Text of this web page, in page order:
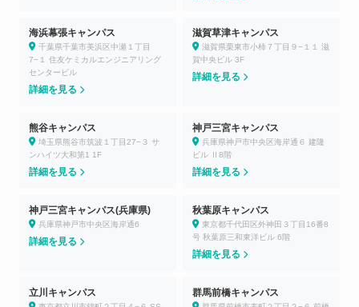
海浜幕張キャンパス
千葉県千葉市美浜区中瀬１丁目
7−１ 住友ケミカルエンジニアリング
センタービル
詳細を見る
滋賀草津キャンパス
滋賀県栗東市小柿７丁目９−１１ 滋
賀中央ビル 3F
詳細を見る
熊谷キャンパス
埼玉県熊谷市筑波１丁目27−３ サ
ンハイツ大和第1 1F
詳細を見る
神戸三宮キャンパス
兵庫県神戸市中央区海岸通６ 建隆
ビル Ⅱ8階
詳細を見る
神戸三宮キャンパス(兵庫県)
兵庫県神戸市中央区海岸通6
詳細を見る
秋葉原キャンパス
東京都千代田区外神田３丁目16番8
号 秋葉原三和東洋ビル 6階
詳細を見る
立川キャンパス 群馬前橋キャンパス